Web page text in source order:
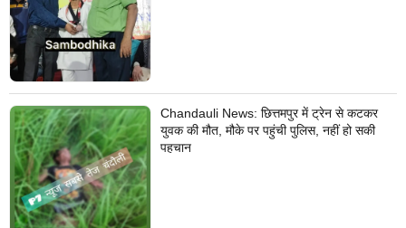
Chandauli News: छित्तमपुर में ट्रेन से कटकर
युवक की मौत, मौके पर पहुंची पुलिस, नहीं हो सकी
पहचान